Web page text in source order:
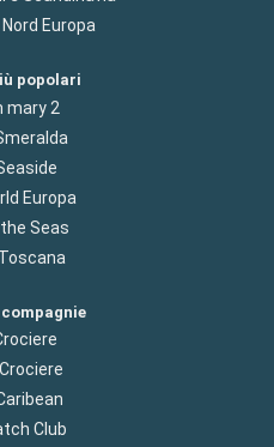
Europa
popolari
mary 2
Europa
Seas
Club